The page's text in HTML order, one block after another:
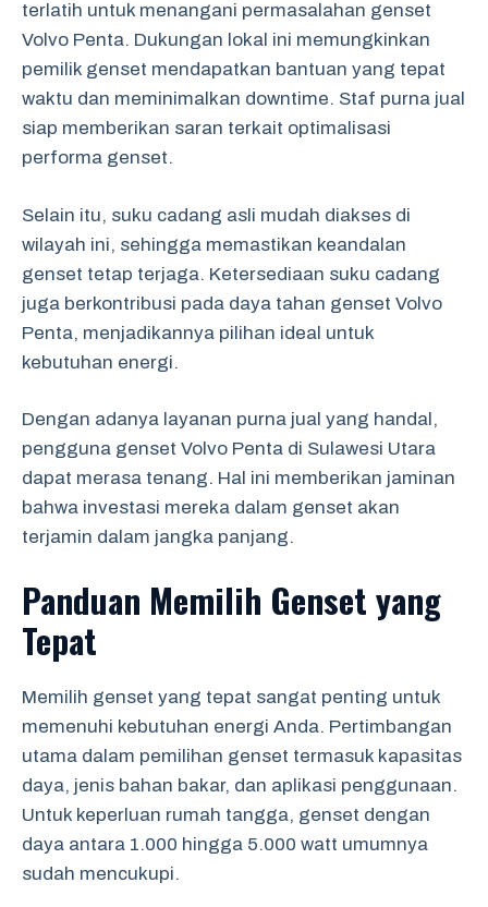
terlatih untuk menangani permasalahan genset
Volvo Penta. Dukungan lokal ini memungkinkan
pemilik genset mendapatkan bantuan yang tepat
waktu dan meminimalkan downtime. Staf purna jual
siap memberikan saran terkait optimalisasi
performa genset.
Selain itu, suku cadang asli mudah diakses di
wilayah ini, sehingga memastikan keandalan
genset tetap terjaga. Ketersediaan suku cadang
juga berkontribusi pada daya tahan genset Volvo
Penta, menjadikannya pilihan ideal untuk
kebutuhan energi.
Dengan adanya layanan purna jual yang handal,
pengguna genset Volvo Penta di Sulawesi Utara
dapat merasa tenang. Hal ini memberikan jaminan
bahwa investasi mereka dalam genset akan
terjamin dalam jangka panjang.
Panduan Memilih Genset yang
Tepat
Memilih genset yang tepat sangat penting untuk
memenuhi kebutuhan energi Anda. Pertimbangan
utama dalam pemilihan genset termasuk kapasitas
daya, jenis bahan bakar, dan aplikasi penggunaan.
Untuk keperluan rumah tangga, genset dengan
daya antara 1.000 hingga 5.000 watt umumnya
sudah mencukupi.